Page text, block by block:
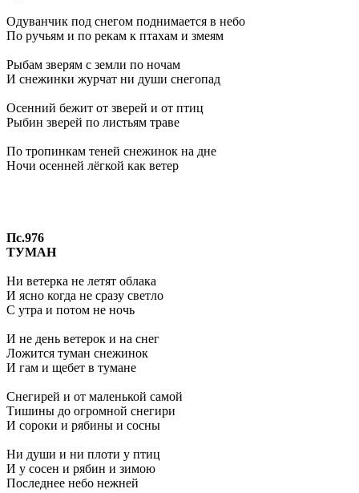
Одуванчик под снегом поднимается в небо
По ручьям и по рекам к птахам и змеям
Рыбам зверям с земли по ночам
И снежинки журчат ни души снегопад
Осенний бежит от зверей и от птиц
Рыбин зверей по листьям траве
По тропинкам теней снежинок на дне
Ночи осенней лёгкой как ветер
Пс.976
ТУМАН
Ни ветерка не летят облака
И ясно когда не сразу светло
С утра и потом не ночь
И не день ветерок и на снег
Ложится туман снежинок
И гам и щебет в тумане
Снегирей и от маленькой самой
Тишины до огромной снегири
И сороки и рябины и сосны
Ни души и ни плоти у птиц
И у сосен и рябин и зимою
Последнее небо нежней